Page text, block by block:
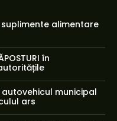
alimentare
în
municipal
ars